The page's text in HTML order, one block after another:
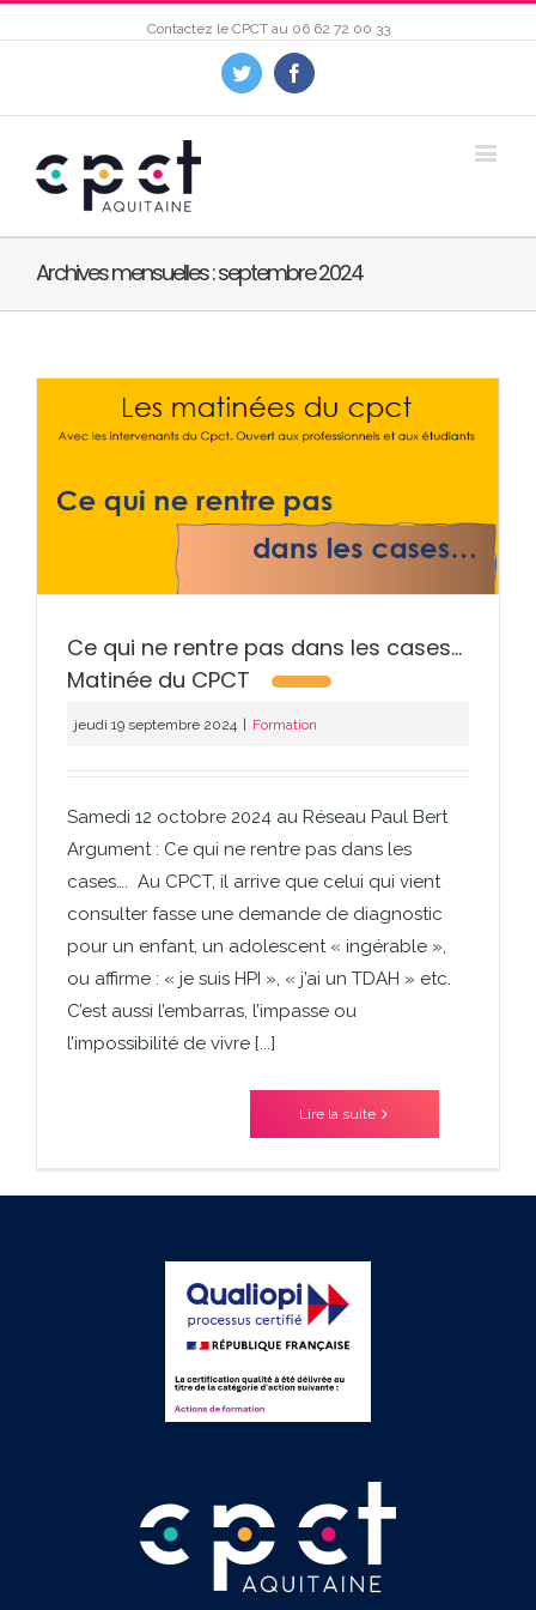
Contactez le CPCT au 06 62 72 00 33
Twitter Facebook
Archives mensuelles :septembre 2024
Ce qui ne rentre pas dans les cases…
Matinée du CPCT
jeudi 19 septembre 2024 | Formation
Samedi 12 octobre 2024 au Réseau Paul Bert
Argument : Ce qui ne rentre pas dans les
cases…. Au CPCT, il arrive que celui qui vient
consulter fasse une demande de diagnostic
pour un enfant, un adolescent « ingérable »,
ou affirme : « je suis HPI », « j’ai un TDAH » etc.
C’est aussi l’embarras, l’impasse ou
l’impossibilité de vivre [...]
Lire la suite